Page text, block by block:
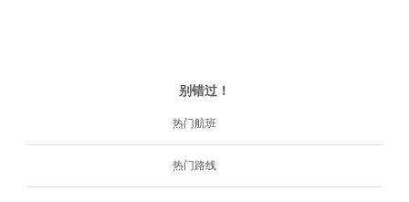
别错过！
热门航班
热门路线